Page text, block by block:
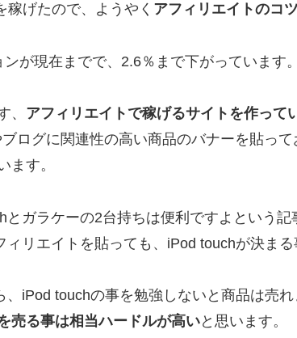
げたので、ようやく アフィリエイトのコ
が現在までで、2.6％まで下がっています。
、 アフィリエイトで稼げるサイトを作って
ログに関連性の高い商品のバナーを貼っ
ます。
とガラケーの2台持ちは便利ですよという
リエイトを貼っても、iPod touchが決まる
iPod touchの事を勉強しないと商品は売れ
売る事は相当ハードルが高いと思います。